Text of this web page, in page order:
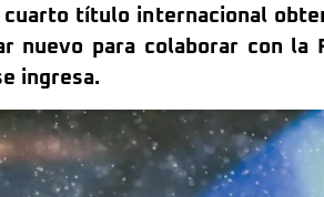
cuarto título internacional
nuevo para colaborar con la
ingresa.